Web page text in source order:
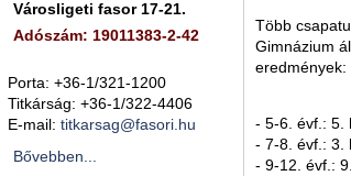
Városligeti fasor 17-21.
Adószám: 19011383-2-42
Porta: +36-1/321-1200
Titkárság: +36-1/322-4406
E-mail: titkarsag@fasori.hu
Bővebben...
Több
Gimnázium
eredmények:
- 5-6. évf.: 5.
- 7-8. évf.: 3.
- 9-12. évf.: